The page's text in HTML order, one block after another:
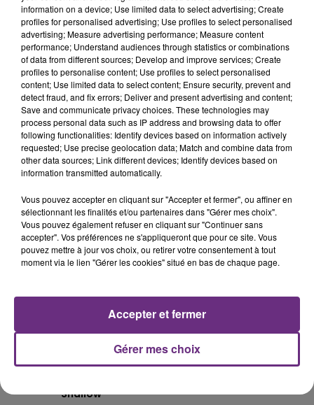
13h28
13h28
DAVID GUETTA & ALPHAVILLE & AVA
Forever Young
13h26
13h26
13h23
13h23
LADY GAGA FEAT. BRADLEY
Shallow
13h20
13h20
TAME IMPALA & JENNIE
information on a device; Use limited data to select advertising; Create
profiles for personalised advertising; Use profiles to select personalised
advertising; Measure advertising performance; Measure content
performance; Understand audiences through statistics or combinations
of data from different sources; Develop and improve services; Create
profiles to personalise content; Use profiles to select personalised
content; Use limited data to select content; Ensure security, prevent and
detect fraud, and fix errors; Deliver and present advertising and content;
Save and communicate privacy choices. These technologies may
process personal data such as IP address and browsing data to offer
following functionalities: Identify devices based on information actively
requested; Use precise geolocation data; Match and combine data from
other data sources; Link different devices; Identify devices based on
information transmitted automatically.
Vous pouvez accepter en cliquant sur "Accepter et fermer", ou affiner en
sélectionnant les finalités et/ou partenaires dans "Gérer mes choix".
Vous pouvez également refuser en cliquant sur "Continuer sans
accepter". Vos préférences ne s'appliqueront que pour ce site. Vous
pouvez mettre à jour vos choix, ou retirer votre consentement à tout
moment via le lien "Gérer les cookies" situé en bas de chaque page.
Gérer mes choix
Accepter et fermer